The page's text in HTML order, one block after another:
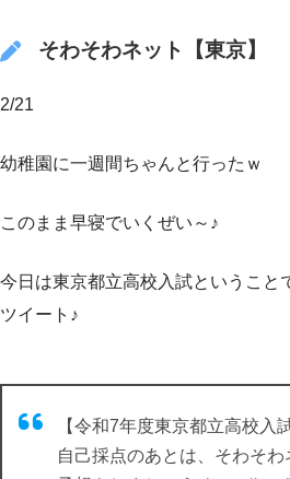
そわそわネット【東京】
2/21
幼稚園に一週間ちゃんと行ったｗ
このまま早寝でいくぜい～♪
今日は東京都立高校入試ということ
ツイート♪
【令和7年度東京都立高校入
自己採点のあとは、そわそ